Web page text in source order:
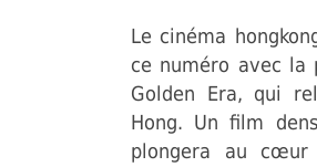
Le cinéma
ce numéro avec la
Golden Era, qui
Hong. Un film
plongera au cœur